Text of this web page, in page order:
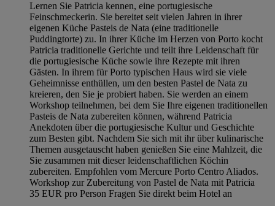
Lernen Sie Patricia kennen, eine portugiesische
Feinschmeckerin. Sie bereitet seit vielen Jahren in ihrer
eigenen Küche Pasteis de Nata (eine traditionelle
Puddingtorte) zu. In ihrer Küche im Herzen von Porto kocht
Patricia traditionelle Gerichte und teilt ihre Leidenschaft für
die portugiesische Küche sowie ihre Rezepte mit ihren
Gästen. In ihrem für Porto typischen Haus wird sie viele
Geheimnisse enthüllen, um den besten Pastel de Nata zu
kreieren, den Sie je probiert haben. Sie werden an einem
Workshop teilnehmen, bei dem Sie Ihre eigenen traditionellen
Pasteis de Nata zubereiten können, während Patricia
Anekdoten über die portugiesische Kultur und Geschichte
zum Besten gibt. Nachdem Sie sich mit ihr über kulinarische
Themen ausgetauscht haben genießen Sie eine Mahlzeit, die
Sie zusammen mit dieser leidenschaftlichen Köchin
zubereiten. Empfohlen vom Mercure Porto Centro Aliados.
Workshop zur Zubereitung von Pastel de Nata mit Patricia
35 EUR pro Person Fragen Sie direkt beim Hotel an